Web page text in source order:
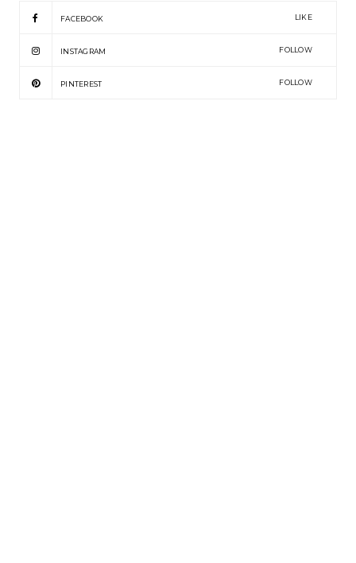
FACEBOOK LIKE
INSTAGRAM FOLLOW
PINTEREST FOLLOW